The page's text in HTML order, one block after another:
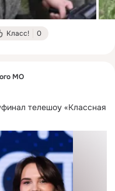
Класс! 0
МО
телешоу «Классная